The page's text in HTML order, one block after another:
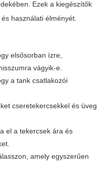
Ezek a kiegészítők
használati élményét.
elsősorban ízre,
vágyik-e.
a tank csatlakozói
cseretekercsekkel és üveg
el a tekercsek ára és
amely egyszerűen